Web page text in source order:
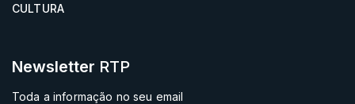
CULTURA
Newsletter RTP
Toda a informação no seu email